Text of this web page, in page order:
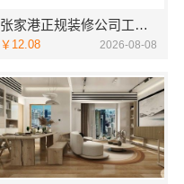
张家港正规装修公司工程施工费用-苏州兔哥哥智装新材料
￥12.08 2026-08-08